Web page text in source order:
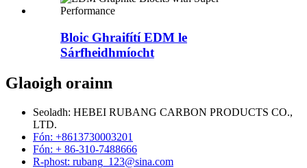
Bloic Ghraifítí EDM le
Sárfheidhmíocht
Glaoigh orainn
Seoladh: HEBEI RUBANG CARBON PRODUCTS CO.,
LTD.
Fón: +8613730003201
Fón: + 86-310-7488666
R-phost: rubang_123@sina.com